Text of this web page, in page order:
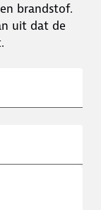
brandstof.
uit dat de